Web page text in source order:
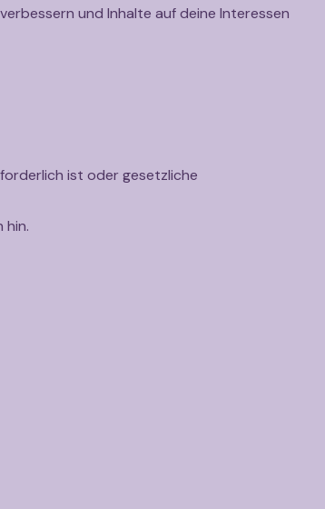
und Inhalte auf deine Interessen
ist oder gesetzliche
hin.